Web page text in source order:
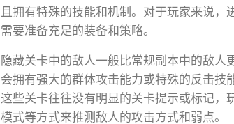
且拥有特殊的技能和机制。对于玩家来说，
需要准备充足的装备和策略。
隐藏关卡中的敌人一般比常规副本中的敌
会拥有强大的群体攻击能力或特殊的反击技
这些关卡往往没有明显的关卡提示或标记
模式等方式来推测敌人的攻击方式和弱点。